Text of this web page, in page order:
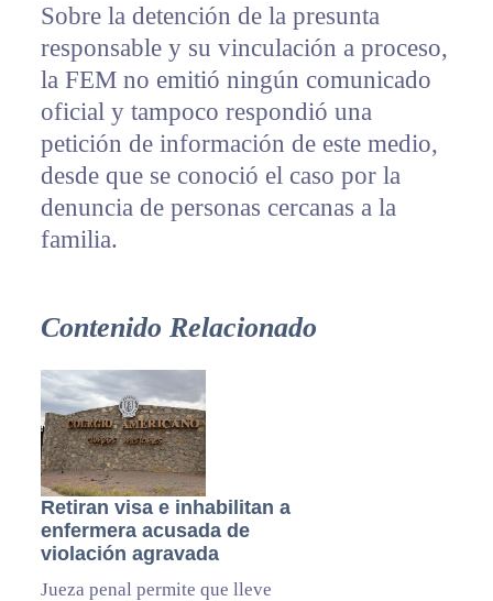
Sobre la detención de la presunta
responsable y su vinculación a proceso,
la FEM no emitió ningún comunicado
oficial y tampoco respondió una
petición de información de este medio,
desde que se conoció el caso por la
denuncia de personas cercanas a la
familia.
Contenido Relacionado
Retiran visa e inhabilitan a
enfermera acusada de
violación agravada
Jueza penal permite que lleve